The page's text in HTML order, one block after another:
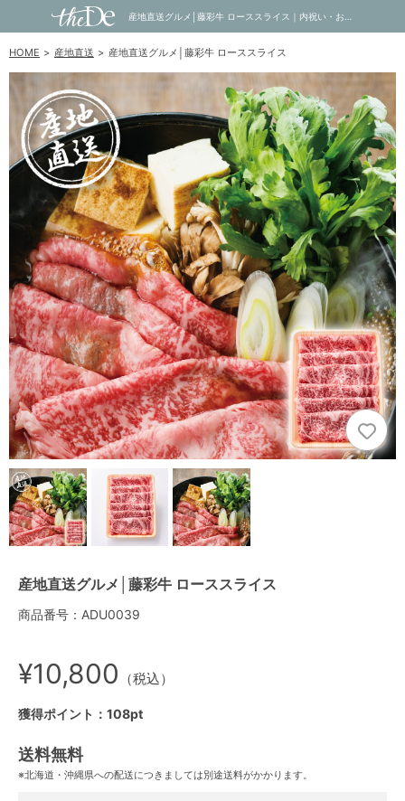
HOME 産地直送 産地直送グルメ│藤彩牛 ローススライス
産地直送グルメ│藤彩牛 ローススライス
商品番号：ADU0039
¥10,800 （税込）
獲得ポイント：108pt
送料無料
※北海道・沖縄県への配送につきましては別途送料がかかります。